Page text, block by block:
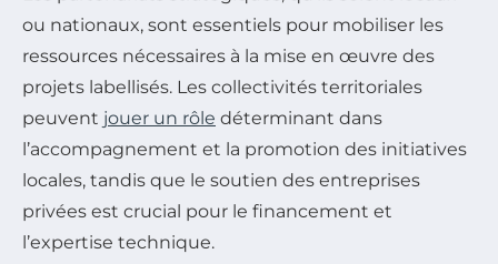
ou nationaux, sont essentiels pour mobiliser les
ressources nécessaires à la mise en œuvre des
projets labellisés. Les collectivités territoriales
peuvent jouer un rôle déterminant dans
l’accompagnement et la promotion des initiatives
locales, tandis que le soutien des entreprises
privées est crucial pour le financement et
l’expertise technique.